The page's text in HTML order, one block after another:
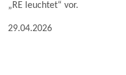
„RE leuchtet“ vor.
29.04.2026